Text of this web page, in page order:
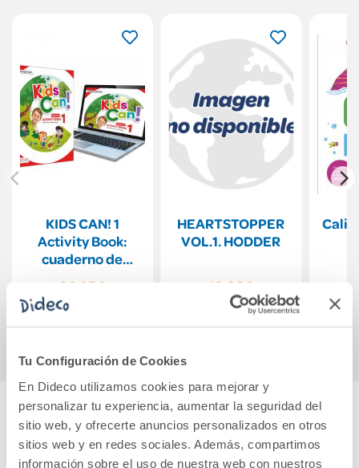
Tu Configuración de Cookies
En Dideco utilizamos cookies para mejorar y
personalizar tu experiencia, aumentar la seguridad del
sitio web, y ofrecerte anuncios personalizados en otros
sitios web y en redes sociales. Además, compartimos
información sobre el uso de nuestra web con nuestros
KIDS CAN! 1
Activity Book:
cuaderno de
refuerzo versión
MAYÚSCULA
34,95€
HEARTSTOPPER
VOL.1. HODDER
10,88€
Comprar
Cuéntanos tu opinión